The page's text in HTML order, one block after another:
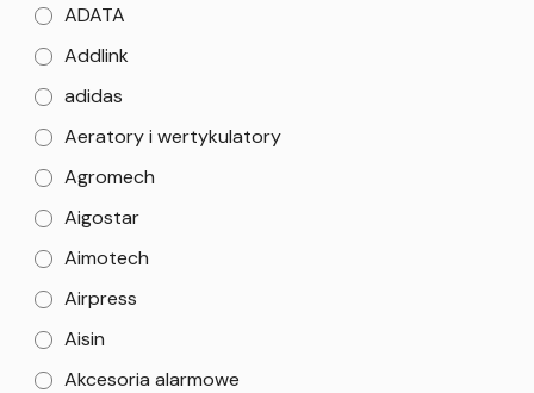
ADATA
Addlink
adidas
Aeratory i wertykulatory
Agromech
Aigostar
Aimotech
Airpress
Aisin
Akcesoria alarmowe